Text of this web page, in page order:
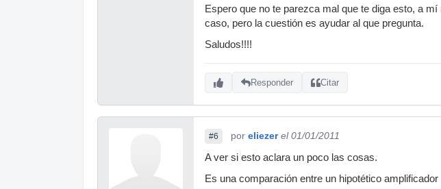
Espero que no te parezca mal que te diga esto, a
caso, pero la cuestión es ayudar al que pregunta.
Saludos!!!!
Responder Citar
#6 por eliezer el 01/01/2011
A ver si esto aclara un poco las cosas.
Es una comparación entre un hipotético